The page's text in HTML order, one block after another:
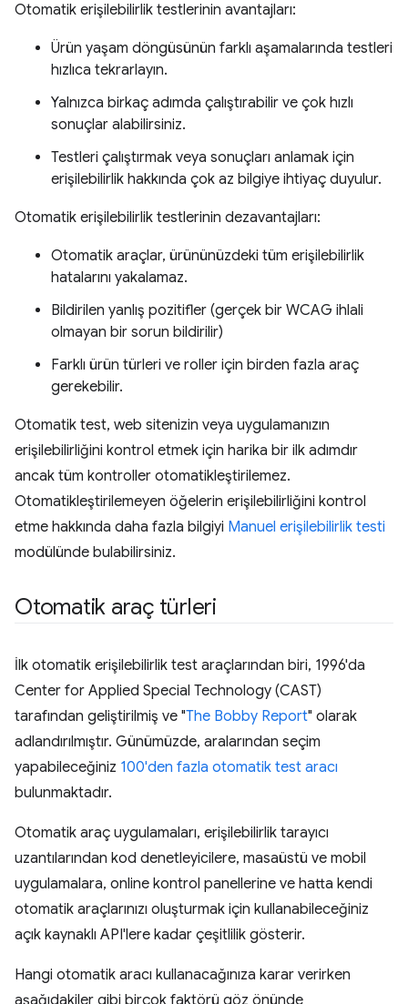
Otomatik erişilebilirlik testlerinin avantajları:
Ürün yaşam döngüsünün farklı aşamalarında testleri
hızlıca tekrarlayın.
Yalnızca birkaç adımda çalıştırabilir ve çok hızlı
sonuçlar alabilirsiniz.
Testleri çalıştırmak veya sonuçları anlamak için
erişilebilirlik hakkında çok az bilgiye ihtiyaç duyulur.
Otomatik erişilebilirlik testlerinin dezavantajları:
Otomatik araçlar, ürününüzdeki tüm erişilebilirlik
hatalarını yakalamaz.
Bildirilen yanlış pozitifler (gerçek bir WCAG ihlali
olmayan bir sorun bildirilir)
Farklı ürün türleri ve roller için birden fazla araç
gerekebilir.
Otomatik test, web sitenizin veya uygulamanızın
erişilebilirliğini kontrol etmek için harika bir ilk adımdır
ancak tüm kontroller otomatikleştirilemez.
Otomatikleştirilemeyen öğelerin erişilebilirliğini kontrol
etme hakkında daha fazla bilgiyi Manuel erişilebilirlik testi
modülünde bulabilirsiniz.
Otomatik araç türleri
İlk otomatik erişilebilirlik test araçlarından biri, 1996'da
Center for Applied Special Technology (CAST)
tarafından geliştirilmiş ve "The Bobby Report" olarak
adlandırılmıştır. Günümüzde, aralarından seçim
yapabileceğiniz 100'den fazla otomatik test aracı
bulunmaktadır.
Otomatik araç uygulamaları, erişilebilirlik tarayıcı
uzantılarından kod denetleyicilere, masaüstü ve mobil
uygulamalara, online kontrol panellerine ve hatta kendi
otomatik araçlarınızı oluşturmak için kullanabileceğiniz
açık kaynaklı API'lere kadar çeşitlilik gösterir.
Hangi otomatik aracı kullanacağınıza karar verirken
aşağıdakiler gibi birçok faktörü göz önünde